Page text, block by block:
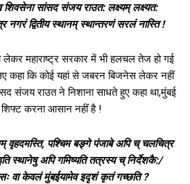
शिवसेना सांसद संजय राउत: लक्ष्यम् लक्ष्यत:
द्वितीय स्थानम् स्थान्तरणं सरलं नास्ति !
लेकर महाराष्ट्र सरकार में भी हलचल तेज हो गई
कहा कि कोई यहां से जबरन बिजनेस लेकर नहीं
संजय राउत ने निशाना साधते हुए कहा था,मुंबई
करना आसान नहीं है !
वृहदमस्ति, पश्चिम बङ्गे पंजाबे अपि च् चलचित्र
स्थानेषु अपि गमिष्यति तत्रस्य च् निर्देशकै:/
सः वा केवलं मुंबईयामेव इदृशं कृतं गच्छति ?